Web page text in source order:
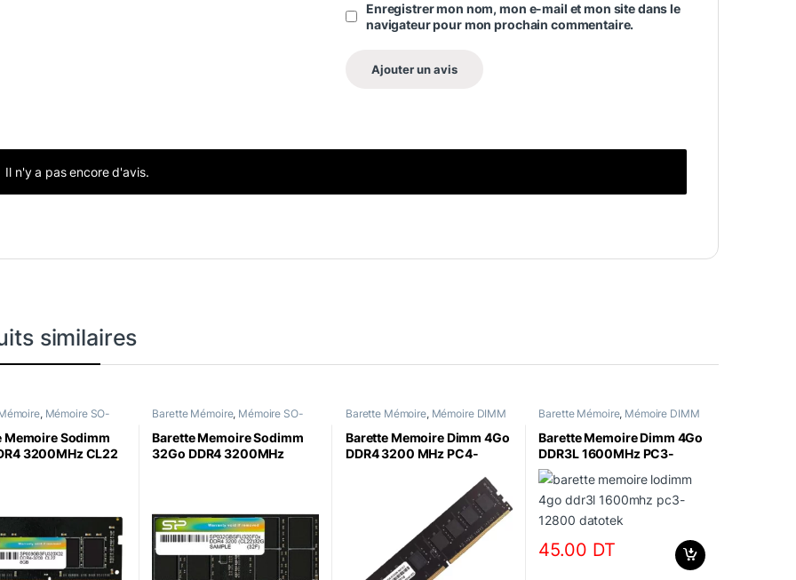
Enregistrer mon nom, mon e-mail et mon site dans le
navigateur pour mon prochain commentaire.
Il n'y a pas encore d'avis.
similaires
, Mémoire SO-
Memoire Sodimm
3200MHz CL22
Barette Mémoire, Mémoire SO-
Barette Memoire Sodimm
32Go DDR4 3200MHz
Barette Mémoire, Mémoire DIMM
Barette Memoire Dimm 4Go
DDR4 3200 MHz PC4-
Barette Mémoire, Mémoire DIMM
Barette Memoire Dimm 4Go
DDR3L 1600MHz PC3-
12800 Datotek
45.00 DT